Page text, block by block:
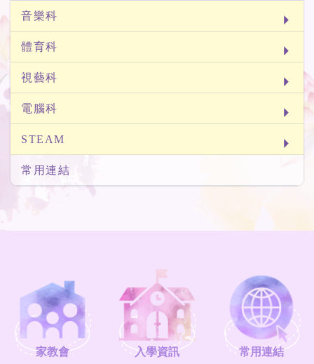
音樂科
體育科
視藝科
電腦科
STEAM
常用連結
家教會 入學資訊 常用連結